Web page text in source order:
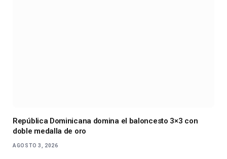
República Dominicana domina el baloncesto 3×3 con
doble medalla de oro
AGOSTO 3, 2026